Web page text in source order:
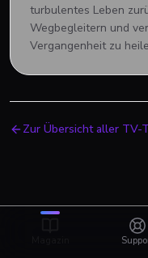
turbulentes Leben
Wegbegleitern und
Vergangenheit zu
Zur Übersicht aller TV-